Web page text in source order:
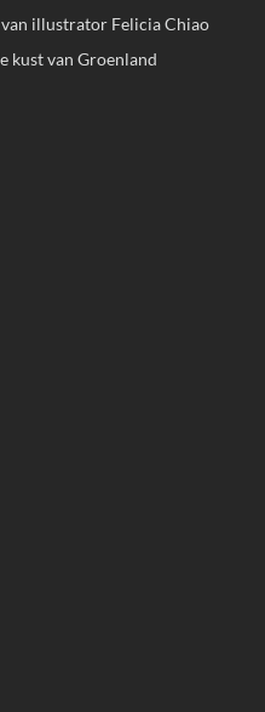
illustrator Felicia Chiao
kust van Groenland